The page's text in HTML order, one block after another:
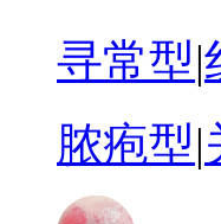
寻常型|
脓疱型|